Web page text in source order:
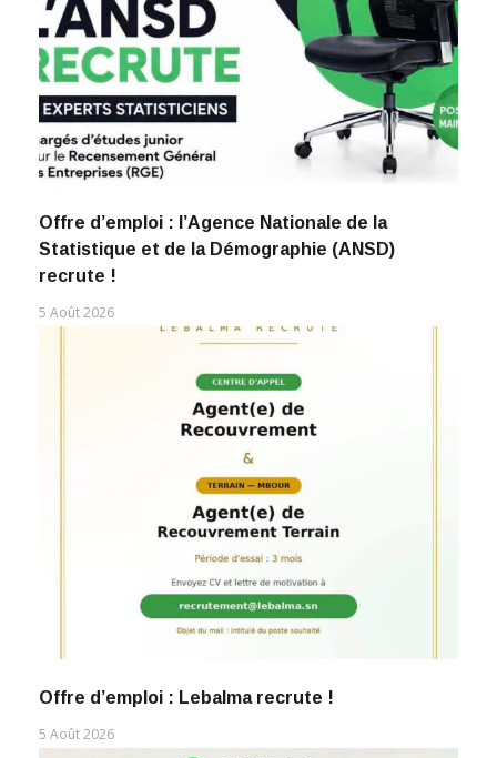
Offre d’emploi : l’Agence Nationale de la
Statistique et de la Démographie (ANSD)
recrute !
5 Août 2026
Offre d’emploi : Lebalma recrute !
5 Août 2026